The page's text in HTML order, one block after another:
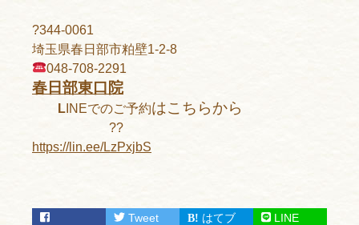
?344-0061
埼玉県春日部市粕壁1-2-8
048-708-2291
春日部東口院
L INEでのご予約はこちらから
??
https://lin.ee/LzPxjbS
Tweet はてブ LINE